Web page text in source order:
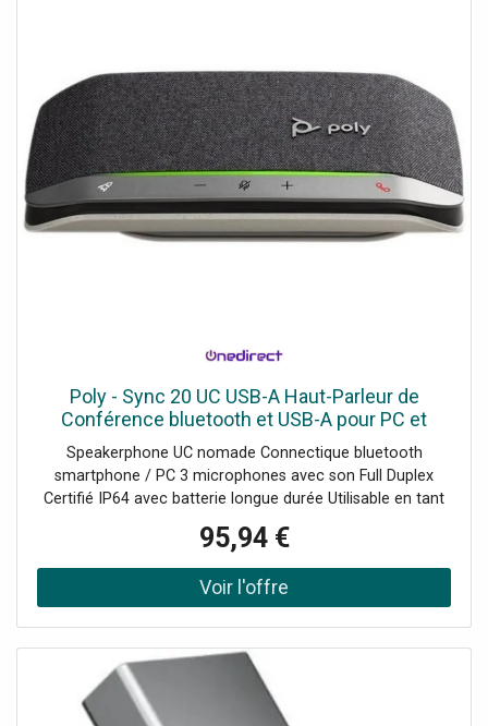
Poly - Sync 20 UC USB-A Haut-Parleur de
Conférence bluetooth et USB-A pour PC et
Mobile
Speakerphone UC nomade Connectique bluetooth
smartphone / PC 3 microphones avec son Full Duplex
Certifié IP64 avec batterie longue durée Utilisable en tant
Offre limitée : Un tapis de souris offert !
95,94 €